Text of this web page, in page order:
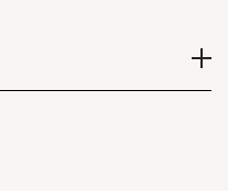
zabezpiecza